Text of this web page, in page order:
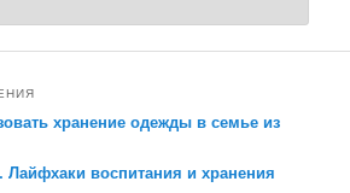
хранение одежды в семье из
Лайфхаки воспитания и хранения